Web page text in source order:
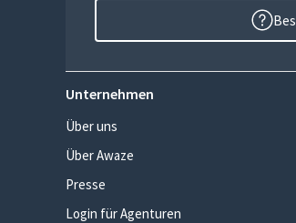
Unternehmen
Über uns
Über Awaze
Presse
Login für Agenturen